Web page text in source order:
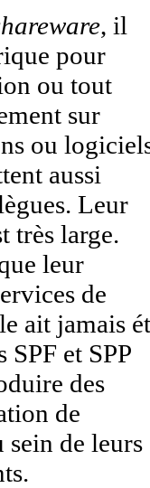
, il
pour
ou tout
sur
ou
aussi
Leur
très large.
leur
de
ait jamais
SPF et SPP
des
de
sein de leurs